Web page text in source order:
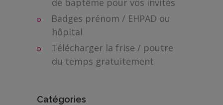
Badges prénom / EHPAD ou
hôpital
Télécharger la frise / poutre
du temps gratuitement
Catégories